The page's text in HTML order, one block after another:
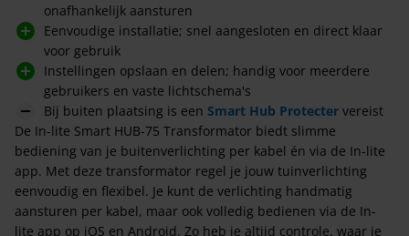
onafhankelijk aansturen
Eenvoudige installatie; snel aangesloten en direct klaar
voor gebruik
Instellingen opslaan en delen; handig voor meerdere
gebruikers en vaste lichtschema's
Bij buiten plaatsing is een Smart Hub Protecter vereist
De In-lite Smart HUB-75 Transformator biedt slimme
bediening van je buitenverlichting per kabel én via de In-lite
app. Met deze transformator regel je jouw tuinverlichting
eenvoudig en flexibel. Je kunt de verlichting handmatig
aansturen per kabel, maar ook volledig bedienen via de In-
lite app op iOS en Android. Zo heb je altijd controle, waar je